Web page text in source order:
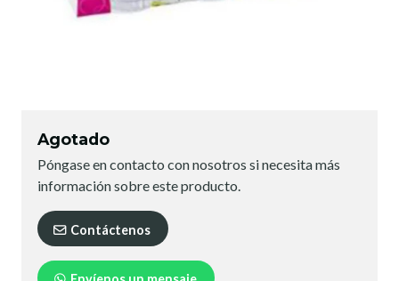
Agotado
Póngase en contacto con nosotros si necesita más
información sobre este producto.
Contáctenos